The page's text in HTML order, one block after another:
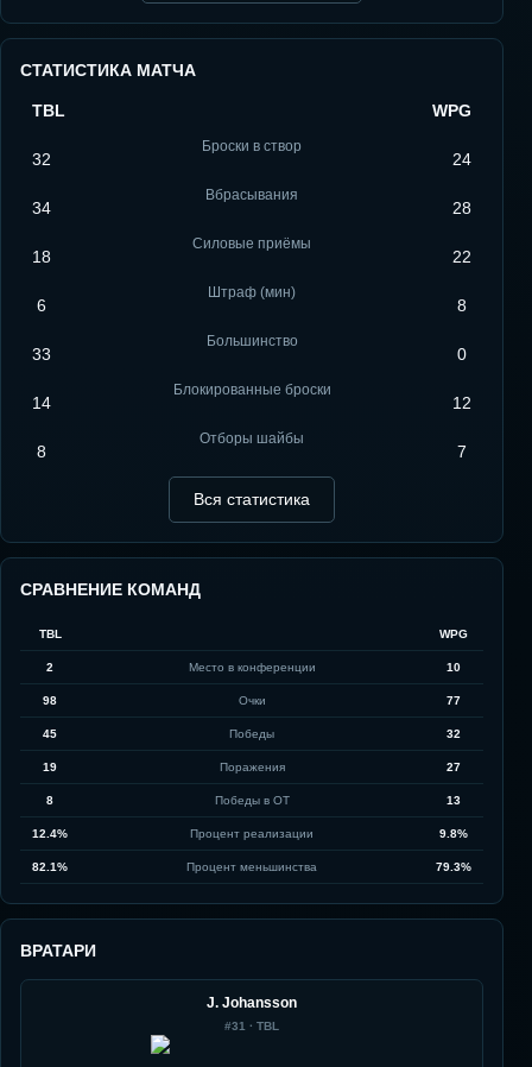
СТАТИСТИКА МАТЧА
TBL WPG
32
Броски в створ
24
34
Вбрасывания
28
18
Силовые приёмы
22
6
Штраф (мин)
8
33
Большинство
0
14
Блокированные броски
12
8
Отборы шайбы
7
Вся статистика
СРАВНЕНИЕ КОМАНД
TBL WPG
2 Место в конференции 10
98 Очки 77
45 Победы 32
19 Поражения 27
8 Победы в ОТ 13
12.4% Процент реализации 9.8%
82.1% Процент меньшинства 79.3%
ВРАТАРИ
J. Johansson
#31 · TBL